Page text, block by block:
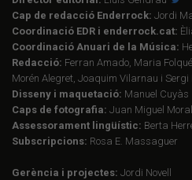
Cap de redacció Enderrock: Jordi
Coordinació EDR i enderrock.cat:
Coordinació Anuari de la Música:
Redacció: Ferran Amado, Maria
Morén Alegret, Joaquim Vilarnau i Sergi
Disseny i maquetació: Manuel Cuyàs
Caps de fotografia: Juan Miguel
Assessorament lingüístic: Berta
Subscripcions: Rosa E. Massaguer
Gerència i projectes: Jordi Novell